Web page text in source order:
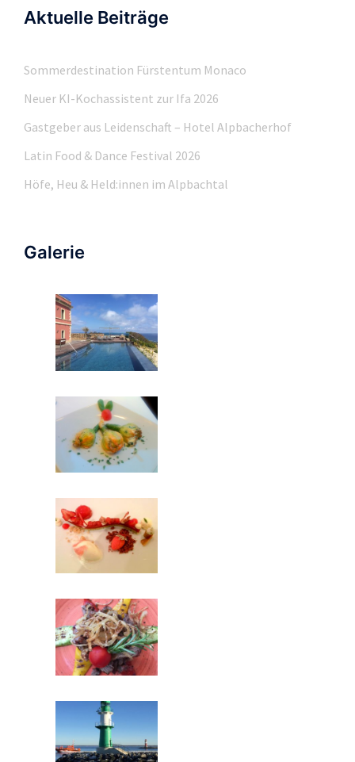
Aktuelle Beiträge
Sommerdestination Fürstentum Monaco
Neuer KI-Kochassistent zur Ifa 2026
Gastgeber aus Leidenschaft – Hotel Alpbacherhof
Latin Food & Dance Festival 2026
Höfe, Heu & Held:innen im Alpbachtal
Galerie